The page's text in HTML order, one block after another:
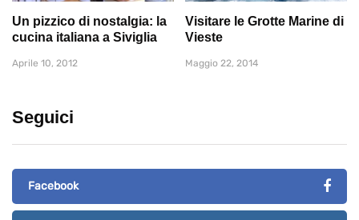
Un pizzico di nostalgia: la
cucina italiana a Siviglia
Aprile 10, 2012
Visitare le Grotte Marine di
Vieste
Maggio 22, 2014
Seguici
Facebook